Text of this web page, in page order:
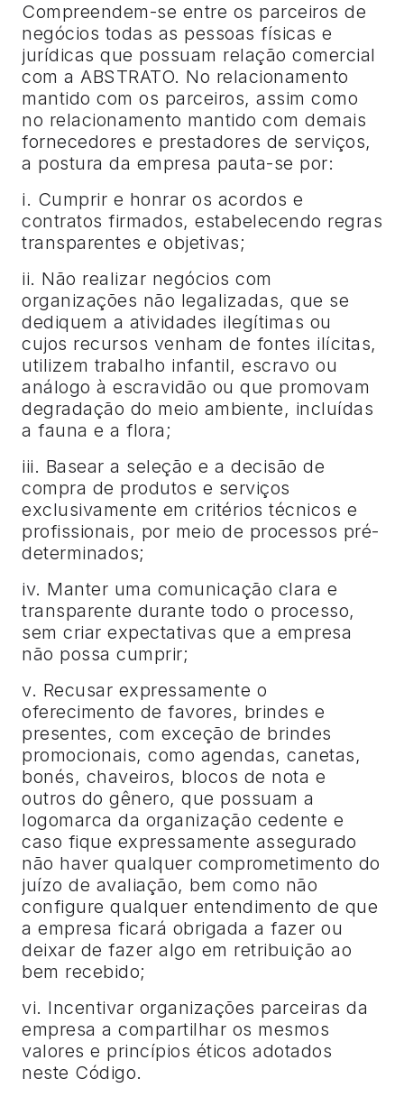
Compreendem-se entre os parceiros de
negócios todas as pessoas físicas e
jurídicas que possuam relação comercial
com a ABSTRATO. No relacionamento
mantido com os parceiros, assim como
no relacionamento mantido com demais
fornecedores e prestadores de serviços,
a postura da empresa pauta-se por:
i. Cumprir e honrar os acordos e
contratos firmados, estabelecendo regras
transparentes e objetivas;
ii. Não realizar negócios com
organizações não legalizadas, que se
dediquem a atividades ilegítimas ou
cujos recursos venham de fontes ilícitas,
utilizem trabalho infantil, escravo ou
análogo à escravidão ou que promovam
degradação do meio ambiente, incluídas
a fauna e a flora;
iii. Basear a seleção e a decisão de
compra de produtos e serviços
exclusivamente em critérios técnicos e
profissionais, por meio de processos pré-
determinados;
iv. Manter uma comunicação clara e
transparente durante todo o processo,
sem criar expectativas que a empresa
não possa cumprir;
v. Recusar expressamente o
oferecimento de favores, brindes e
presentes, com exceção de brindes
promocionais, como agendas, canetas,
bonés, chaveiros, blocos de nota e
outros do gênero, que possuam a
logomarca da organização cedente e
caso fique expressamente assegurado
não haver qualquer comprometimento do
juízo de avaliação, bem como não
configure qualquer entendimento de que
a empresa ficará obrigada a fazer ou
deixar de fazer algo em retribuição ao
bem recebido;
vi. Incentivar organizações parceiras da
empresa a compartilhar os mesmos
valores e princípios éticos adotados
neste Código.